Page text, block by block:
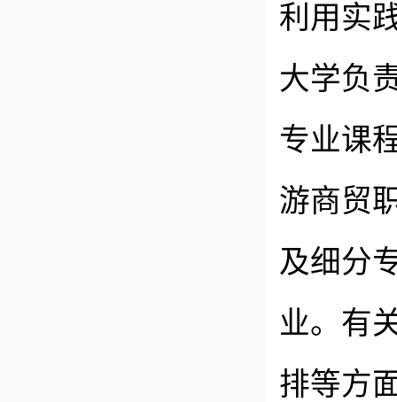
利用实
大学负
专业课
游商贸
及细分
业。有
排等方